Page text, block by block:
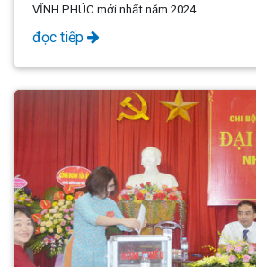
VĨNH PHÚC mới nhất năm 2024
đọc tiếp